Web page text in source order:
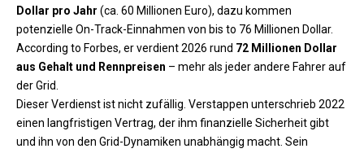
Dollar pro Jahr (ca. 60 Millionen Euro), dazu kommen
potenzielle On-Track-Einnahmen von bis to 76 Millionen Dollar.
According to Forbes, er verdient 2026 rund 72 Millionen Dollar
aus Gehalt und Rennpreisen – mehr als jeder andere Fahrer auf
der Grid.
Dieser Verdienst ist nicht zufällig. Verstappen unterschrieb 2022
einen langfristigen Vertrag, der ihm finanzielle Sicherheit gibt
und ihn von den Grid-Dynamiken unabhängig macht. Sein